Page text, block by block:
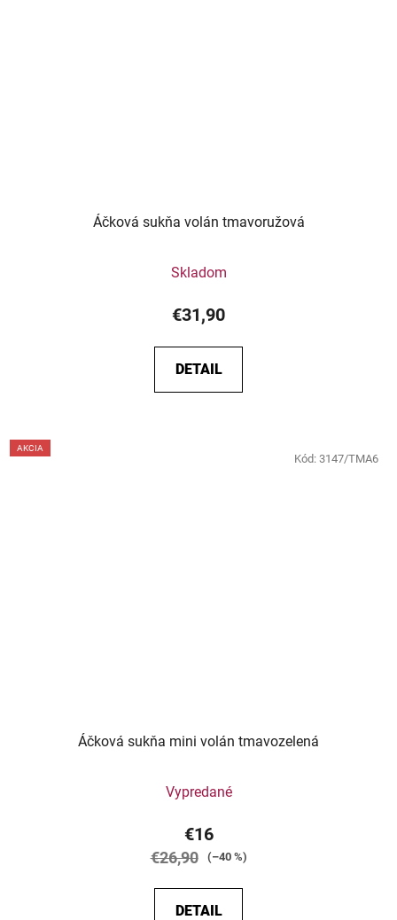
Áčková sukňa volán tmavoružová
Skladom
€31,90
DETAIL
AKCIA
Áčková sukňa mini volán tmavozelená
Vypredané
€16
€26,90 (–40 %)
DETAIL
Kód: 3147/TMA6